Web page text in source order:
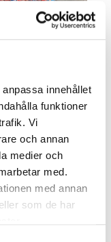
innehållet
funktioner
Vi
och annan
medier och
med.
med annan
som de har
Favoritt Rosa